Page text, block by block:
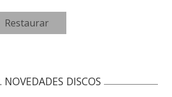
NOVEDADES DISCOS